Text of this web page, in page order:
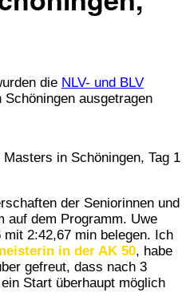
die NLV- und BLV
Schöningen ausgetragen
in Schöningen, Tag 1
der Seniorinnen und
auf dem Programm. Uwe
2:42,67 min belegen. Ich
in der AK 50, habe
gefreut, dass nach 3
Start überhaupt möglich